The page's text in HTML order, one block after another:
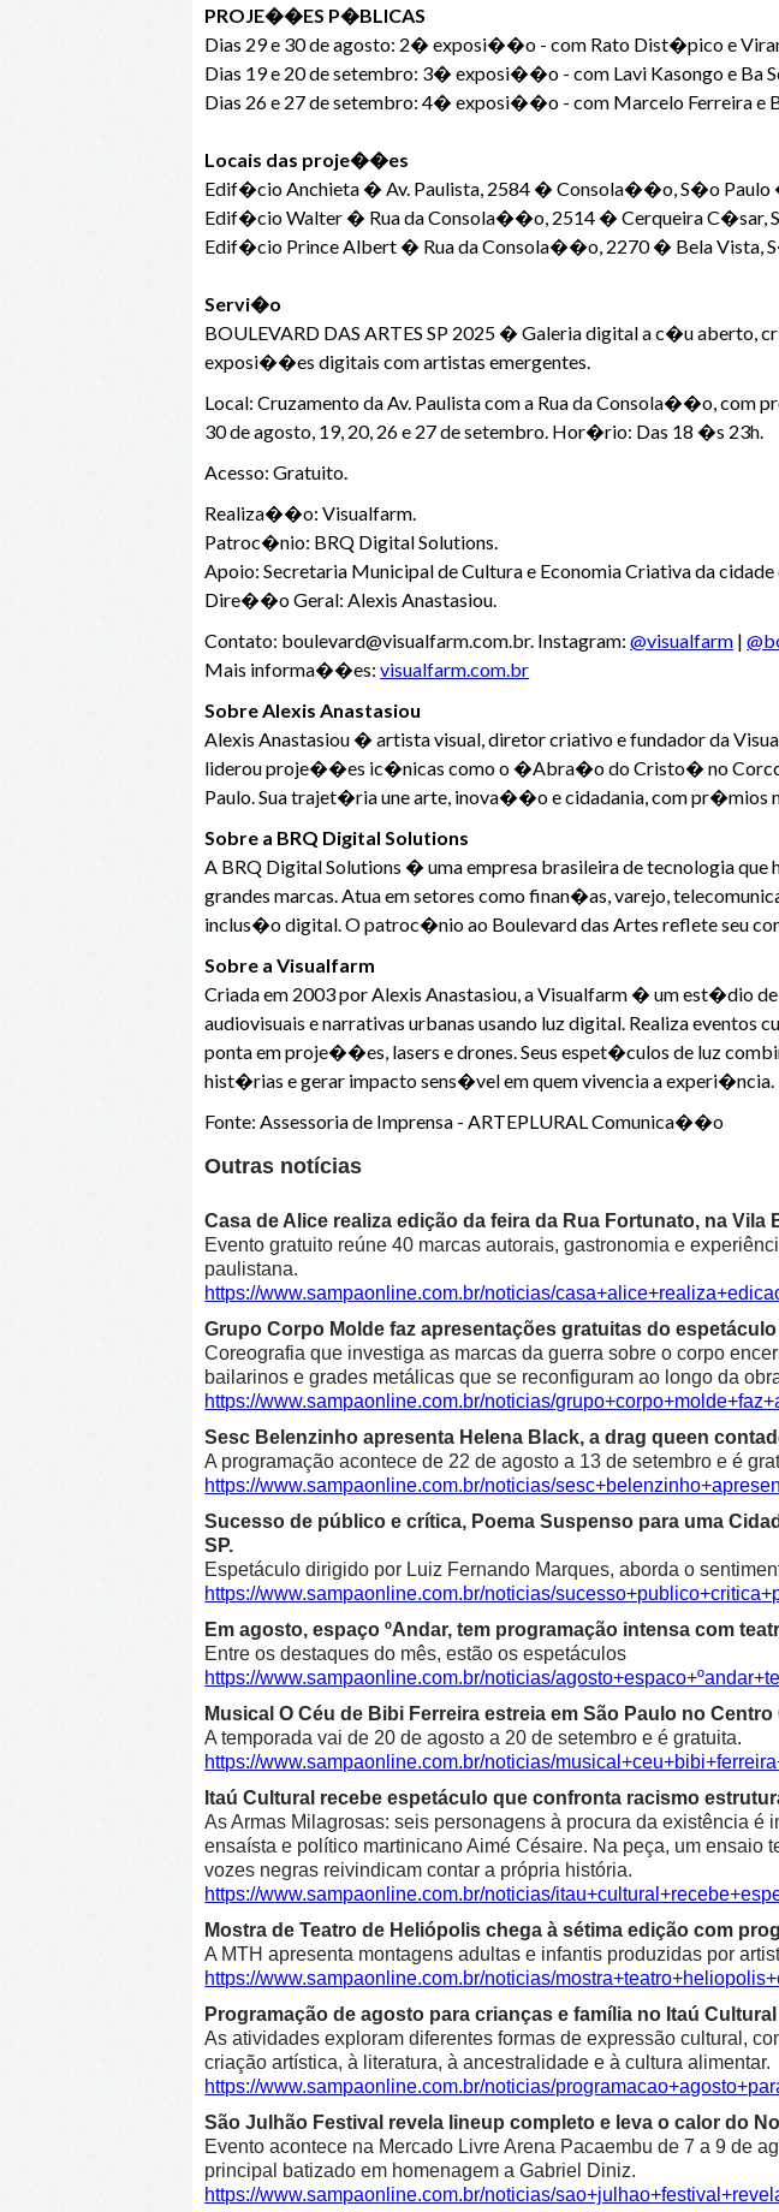
PROJE��ES P�BLICAS
Dias 29 e 30 de agosto: 2� exposi��o - com Rato Dist�pico e
Dias 19 e 20 de setembro: 3� exposi��o - com Lavi Kasongo e Ba
Dias 26 e 27 de setembro: 4� exposi��o - com Marcelo Ferreira e
Locais das proje��es
Edif�cio Anchieta � Av. Paulista, 2584 � Consola��o, S�o Paulo
Edif�cio Walter � Rua da Consola��o, 2514 � Cerqueira C�sar,
Edif�cio Prince Albert � Rua da Consola��o, 2270 � Bela Vista,
Servi�o
BOULEVARD DAS ARTES SP 2025 � Galeria digital a c�u aberto,
exposi��es digitais com artistas emergentes.
Local: Cruzamento da Av. Paulista com a Rua da Consola��o,
30 de agosto, 19, 20, 26 e 27 de setembro. Hor�rio: Das 18 �s 23h.
Acesso: Gratuito.
Realiza��o: Visualfarm.
Patroc�nio: BRQ Digital Solutions.
Apoio: Secretaria Municipal de Cultura e Economia Criativa da
Dire��o Geral: Alexis Anastasiou.
Contato: boulevard@visualfarm.com.br. Instagram:@visualfarm |
Mais informa��es:visualfarm.com.br
Sobre Alexis Anastasiou
Alexis Anastasiou � artista visual, diretor criativo e fundador da
liderou proje��es ic�nicas como o �Abra�o do Cristo� no
Paulo. Sua trajet�ria une arte, inova��o e cidadania, com pr�mios
Sobre a BRQ Digital Solutions
A BRQ Digital Solutions � uma empresa brasileira de tecnologia
grandes marcas. Atua em setores como finan�as, varejo,
inclus�o digital. O patroc�nio ao Boulevard das Artes reflete seu
Sobre a Visualfarm
Criada em 2003 por Alexis Anastasiou, a Visualfarm � um
audiovisuais e narrativas urbanas usando luz digital. Realiza
ponta em proje��es, lasers e drones. Seus espet�culos de luz
hist�rias e gerar impacto sens�vel em quem vivencia a experi�ncia.
Fonte: Assessoria de Imprensa - ARTEPLURAL Comunica��o
Outras notícias
Casa de Alice realiza edição da feira da Rua Fortunato, na Vila
Evento gratuito reúne 40 marcas autorais, gastronomia e
paulistana.
https://www.sampaonline.com.br/noticias/
Grupo Corpo Molde faz apresentações gratuitas do espetáculo
Coreografia que investiga as marcas da guerra sobre o corpo
bailarinos e grades metálicas que se reconfiguram ao longo da
https://www.sampaonline.com.br/noticias/
Sesc Belenzinho apresenta Helena Black, a drag queen
A programação acontece de 22 de agosto a 13 de setembro e é
https://www.sampaonline.com.br/noticias/
Sucesso de público e crítica, Poema Suspenso para uma
SP.
Espetáculo dirigido por Luiz Fernando Marques, aborda o
https://www.sampaonline.com.br/noticias/
Em agosto, espaço ºAndar, tem programação intensa com
Entre os destaques do mês, estão os espetáculos
https://www.sampaonline.com.br/noticias/
Musical O Céu de Bibi Ferreira estreia em São Paulo no Centro
A temporada vai de 20 de agosto a 20 de setembro e é gratuita.
https://www.sampaonline.com.br/noticias/
Itaú Cultural recebe espetáculo que confronta racismo
As Armas Milagrosas: seis personagens à procura da existência
ensaísta e político martinicano Aimé Césaire. Na peça, um ensaio
vozes negras reivindicam contar a própria história.
https://www.sampaonline.com.br/noticias/
Mostra de Teatro de Heliópolis chega à sétima edição com
A MTH apresenta montagens adultas e infantis produzidas por
https://www.sampaonline.com.br/noticias/
Programação de agosto para crianças e família no Itaú
As atividades exploram diferentes formas de expressão cultural,
criação artística, à literatura, à ancestralidade e à cultura alimentar.
https://www.sampaonline.com.br/noticias/
São Julhão Festival revela lineup completo e leva o calor do
Evento acontece na Mercado Livre Arena Pacaembu de 7 a 9 de
principal batizado em homenagem a Gabriel Diniz.
https://www.sampaonline.com.br/noticias/